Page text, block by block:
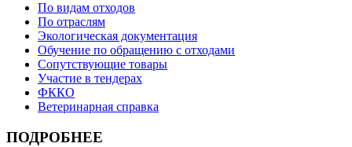
По видам отходов
По отраслям
Экологическая документация
Обучение по обращению с отходами
Сопутствующие товары
Участие в тендерах
ФККО
Ветеринарная справка
ПОДРОБНЕЕ